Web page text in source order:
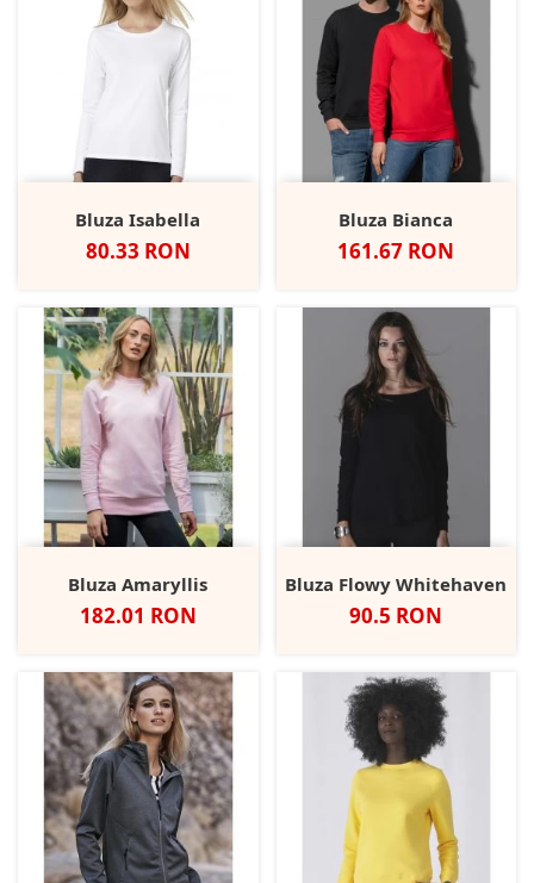
Bluza Isabella
Pret
80.33 RON
Bluza Bianca
Pret
161.67 RON
Bluza Amaryllis
Pret
182.01 RON
Bluza Flowy Whitehaven
Pret
90.5 RON